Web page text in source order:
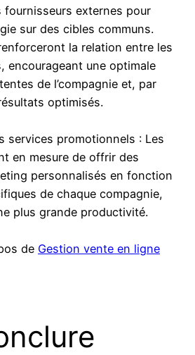
fournisseurs externes pour
sur des cibles communs.
la relation entre les
encourageant une optimale
de l’compagnie et, par
optimisés.
services promotionnels : Les
en mesure de offrir des
personnalisés en fonction
de chaque compagnie,
plus grande productivité.
de Gestion vente en ligne